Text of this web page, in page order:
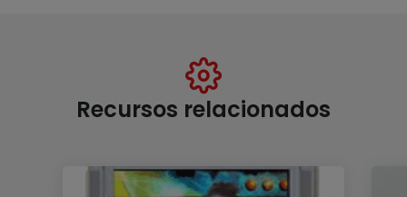
Recursos relacionados